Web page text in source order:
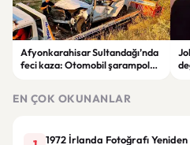
Afyonkarahisar Sultandağı’nda
feci kaza: Otomobil şarampole
EN ÇOK OKUNANLAR
1972 İrlanda Fotoğrafı